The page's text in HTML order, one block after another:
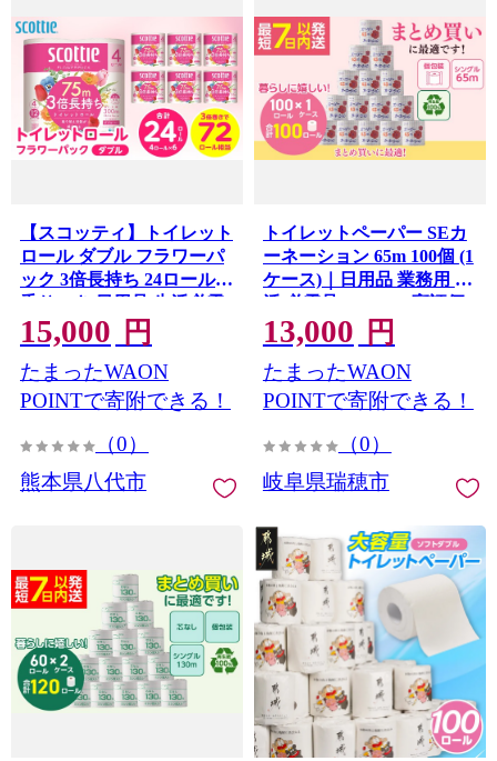
【スコッティ】トイレット
ロール ダブル フラワーパ
ック 3倍長持ち 24ロール
香りつき 日用品 生活必需
品 消耗品 紙 まとめ買い ス
トック 備蓄 トイレットペ
ーパー 長持ち 防災備蓄 新
生活 防災 生活用品 日用消
15,000 円
たまったWAON
POINTで寄附できる！
（0）
熊本県八代市
トイレットペーパー SEカ
ーネーション 65m 100個 (1
ケース)｜日用品 業務用 生
活 必需品 エコ eco 高評価
たっぷり まとめ買い 長持
ち ストック 備蓄 保存 災害
防災 備蓄用 トイペ 消耗品
常備 やさしい ソフト 再生
13,000 円
たまったWAON
POINTで寄附できる！
（0）
岐阜県瑞穂市